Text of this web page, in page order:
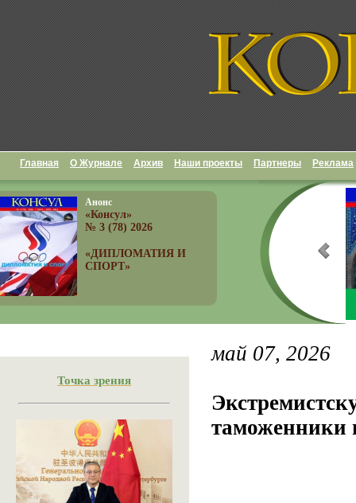
Главная О Журнале Архив Наши проекты Партнеры Реклама
Анонс
«Консул»
№ 3 (78) 2026
«ДИПЛОМАТИЯ И
СПОРТ»
Точка зрения
май 07, 2026
таможенники